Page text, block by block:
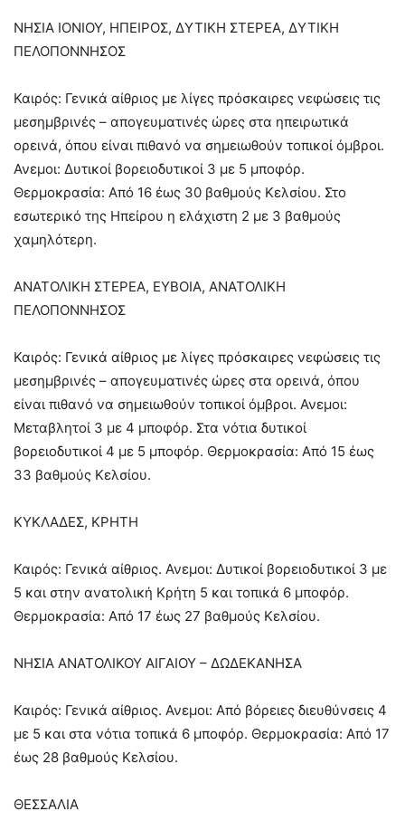
ΝΗΣΙΑ ΙΟΝΙΟΥ, ΗΠΕΙΡΟΣ, ΔΥΤΙΚΗ ΣΤΕΡΕΑ, ΔΥΤΙΚΗ
ΠΕΛΟΠΟΝΝΗΣΟΣ
Καιρός: Γενικά αίθριος με λίγες πρόσκαιρες νεφώσεις τις
μεσημβρινές – απογευματινές ώρες στα ηπειρωτικά
ορεινά, όπου είναι πιθανό να σημειωθούν τοπικοί όμβροι.
Ανεμοι: Δυτικοί βορειοδυτικοί 3 με 5 μποφόρ.
Θερμοκρασία: Από 16 έως 30 βαθμούς Κελσίου. Στο
εσωτερικό της Ηπείρου η ελάχιστη 2 με 3 βαθμούς
χαμηλότερη.
ΑΝΑΤΟΛΙΚΗ ΣΤΕΡΕΑ, ΕΥΒΟΙΑ, ΑΝΑΤΟΛΙΚΗ
ΠΕΛΟΠΟΝΝΗΣΟΣ
Καιρός: Γενικά αίθριος με λίγες πρόσκαιρες νεφώσεις τις
μεσημβρινές – απογευματινές ώρες στα ορεινά, όπου
είναι πιθανό να σημειωθούν τοπικοί όμβροι. Ανεμοι:
Μεταβλητοί 3 με 4 μποφόρ. Στα νότια δυτικοί
βορειοδυτικοί 4 με 5 μποφόρ. Θερμοκρασία: Από 15 έως
33 βαθμούς Κελσίου.
ΚΥΚΛΑΔΕΣ, ΚΡΗΤΗ
Καιρός: Γενικά αίθριος. Ανεμοι: Δυτικοί βορειοδυτικοί 3 με
5 και στην ανατολική Κρήτη 5 και τοπικά 6 μποφόρ.
Θερμοκρασία: Από 17 έως 27 βαθμούς Κελσίου.
ΝΗΣΙΑ ΑΝΑΤΟΛΙΚΟΥ ΑΙΓΑΙΟΥ – ΔΩΔΕΚΑΝΗΣΑ
Καιρός: Γενικά αίθριος. Ανεμοι: Από βόρειες διευθύνσεις 4
με 5 και στα νότια τοπικά 6 μποφόρ. Θερμοκρασία: Από 17
έως 28 βαθμούς Κελσίου.
ΘΕΣΣΑΛΙΑ